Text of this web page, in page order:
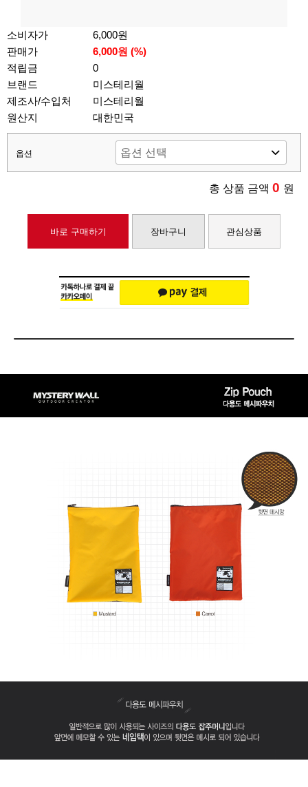
소비자가
6,000원
판매가
6,000원 (%)
적립금
0
브랜드
미스테리월
제조사/수입처
미스테리월
원산지
대한민국
옵션
총 상품 금액 0 원
바로 구매하기 장바구니 관심상품